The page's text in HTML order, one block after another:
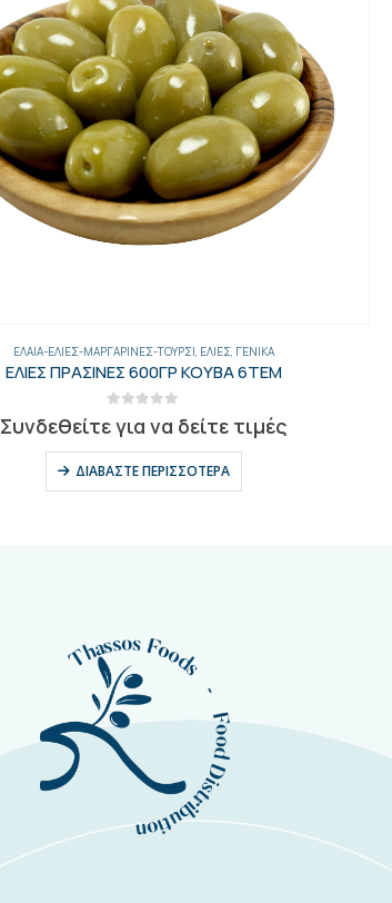
ΈΛΑΙΑ-ΕΛΙΈΣ-ΜΑΡΓΑΡΊΝΕΣ-ΤΟΥΡΣΊ ΕΛΙΈΣ, ΓΕΝΙΚΑ
ΕΛΙΕΣ ΠΡΑΣΙΝΕΣ 600ΓΡ ΚΟΥΒΑ 6ΤΕΜ
Συνδεθείτε για να δείτε τιμές
ΔΙΑΒΆΣΤΕ ΠΕΡΙΣΣΌΤΕΡΑ